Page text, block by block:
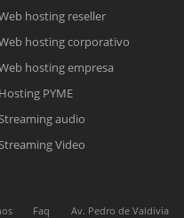
electrónico con el enlace a
a la brevedad.
línea. Complete el formulario
con sus datos personales.
hosting reseller
hosting corporativo
hosting empresa
Hosting PYME
audio
Video
Faq
Av. Pedro de Valdivia